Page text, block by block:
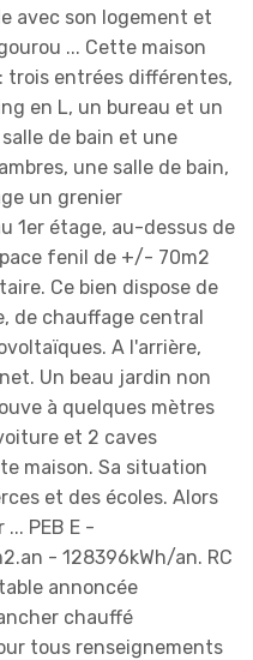
avec son logement et
... Cette maison
trois entrées différentes,
en L, un bureau et un
de bain et une
une salle de bain,
un grenier
1er étage, au-dessus de
fenil de +/- 70m2
Ce bien dispose de
de chauffage central
A l'arrière,
Un beau jardin non
à quelques mètres
et 2 caves
maison. Sa situation
et des écoles. Alors
PEB E -
- 128396kWh/an. RC
annoncée
chauffé
tous renseignements